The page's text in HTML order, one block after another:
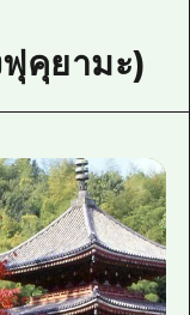
คุยามะ)